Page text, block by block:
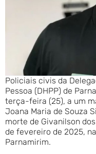
Policiais civis da
Pessoa (DHPP) de
terça-feira (25), a um
Joana Maria de Souza
morte de Givanilson
de fevereiro de 2025,
Parnamirim.